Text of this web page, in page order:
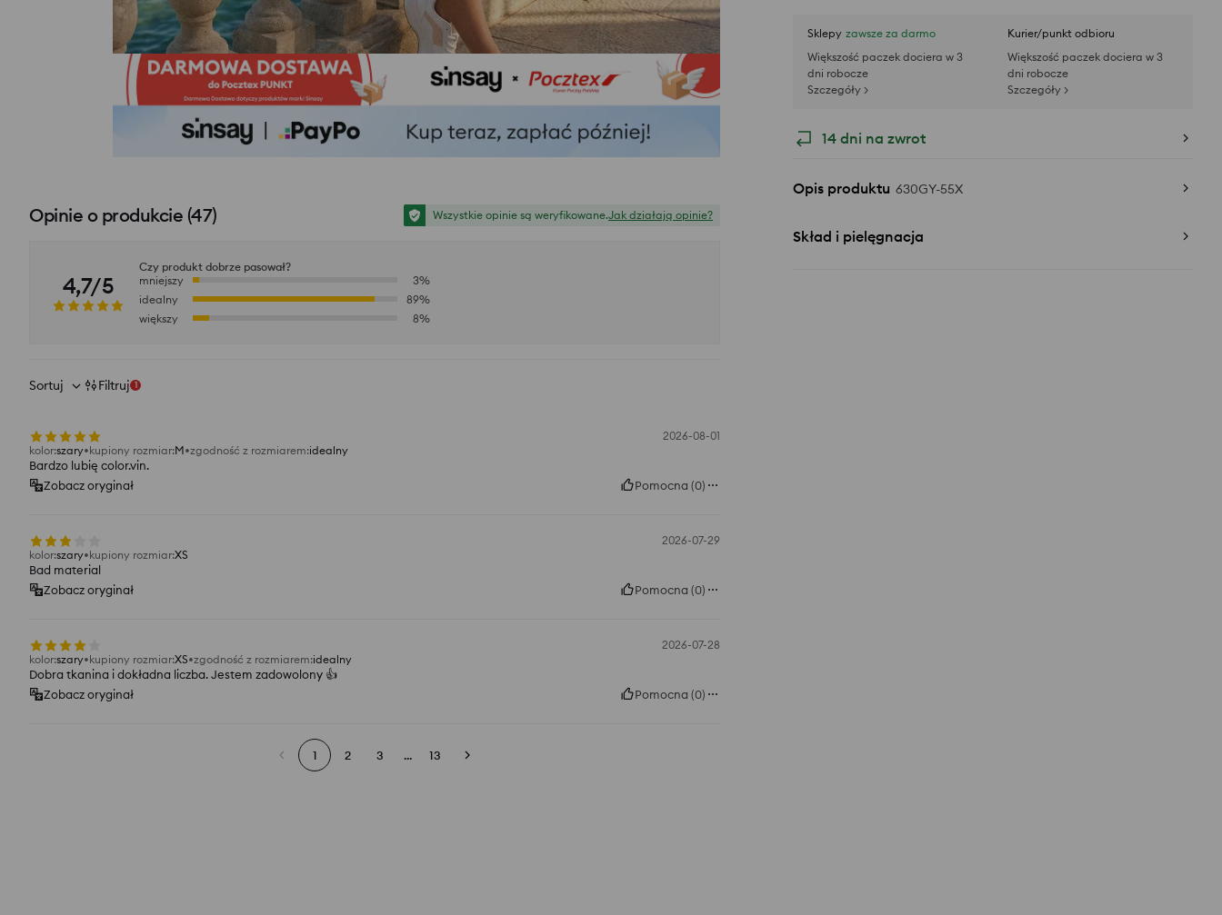
Sklepy zawsze za darmo
Większość paczek dociera w 3
dni robocze
Szczegóły >
Kurier/punkt odbioru
Większość paczek dociera w 3
dni robocze
Szczegóły >
14 dni na zwrot
Opis produktu 630GY-55X
Skład i pielęgnacja
Opinie o produkcie (47) Wszystkie opinie są weryfikowane.Jak działają opinie?
4,7/5
Czy produkt dobrze pasował?
mniejszy
3%
idealny
89%
większy
8%
Sortuj Filtruj 1
2026-08-01
kolor:szary kupiony rozmiar:M zgodność z rozmiarem:idealny
Bardzo lubię color.vin.
Zobacz oryginał
Pomocna (0)
2026-07-29
kolor:szary kupiony rozmiar:XS
Bad material
Zobacz oryginał
Pomocna (0)
2026-07-28
kolor:szary kupiony rozmiar:XS zgodność z rozmiarem:idealny
Dobra tkanina i dokładna liczba. Jestem zadowolony 👍️
Zobacz oryginał
Pomocna (0)
1 2 3 ... 13